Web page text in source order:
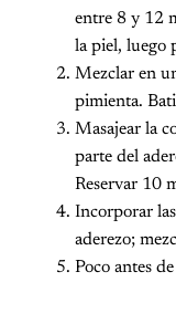
entre 8 y 12
la piel, luego
Mezclar en
pimienta.
Masajear la
parte del
Reservar 10
Incorporar
aderezo;
Poco antes